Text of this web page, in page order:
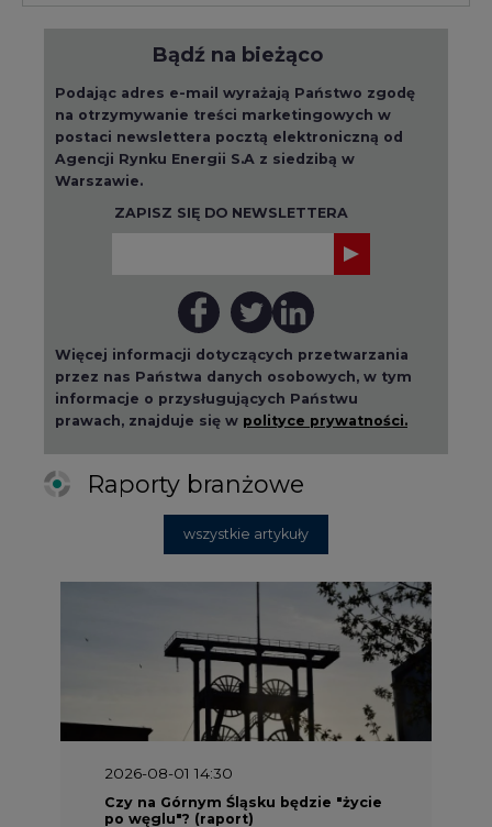
Bądź na bieżąco
Podając adres e-mail wyrażają Państwo zgodę
na otrzymywanie treści marketingowych w
postaci newslettera pocztą elektroniczną od
Agencji Rynku Energii S.A z siedzibą w
Warszawie.
ZAPISZ SIĘ DO NEWSLETTERA
Więcej informacji dotyczących przetwarzania
przez nas Państwa danych osobowych, w tym
informacje o przysługujących Państwu
prawach, znajduje się w polityce prywatności.
Raporty branżowe
wszystkie artykuły
2026-08-01 14:30
Czy na Górnym Śląsku będzie "życie
po węglu"? (raport)